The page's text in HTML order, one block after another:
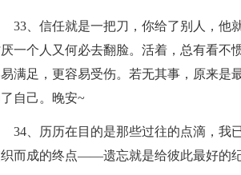
33、信任就是一把刀，你给了别人，他
一个人又何必去翻脸。活着，总有看不
满足，更容易受伤。若无其事，原来是
自己。晚安~
34、历历在目的是那些过往的点滴，我
而成的终点——遗忘就是给彼此最好的